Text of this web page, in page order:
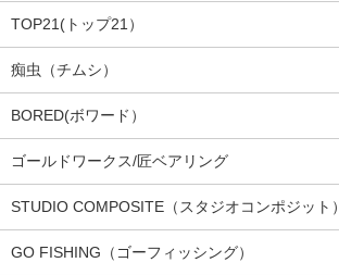
TOP21(トップ21）
痴虫（チムシ）
BORED(ボワード）
ゴールドワークス/匠ベアリング
STUDIO COMPOSITE（スタジオコンポジット）
GO FISHING（ゴーフィッシング）